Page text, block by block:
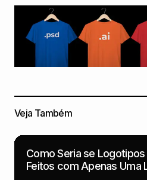
Veja Também
Como Seria se
Feitos com Apenas Uma